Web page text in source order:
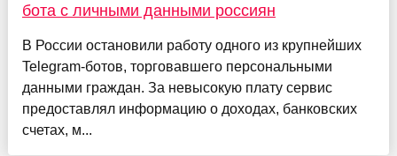
бота с личными данными россиян
В России остановили работу одного из крупнейших
Telegram-ботов, торговавшего персональными
данными граждан. За невысокую плату сервис
предоставлял информацию о доходах, банковских
счетах, м...